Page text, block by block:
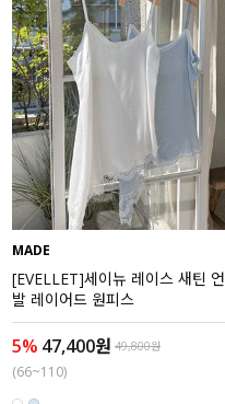
MADE
[EVELLET]세이뉴 레이스 새틴 언
발 레이어드 원피스
5% 47,400원 49,800원
(66~110)